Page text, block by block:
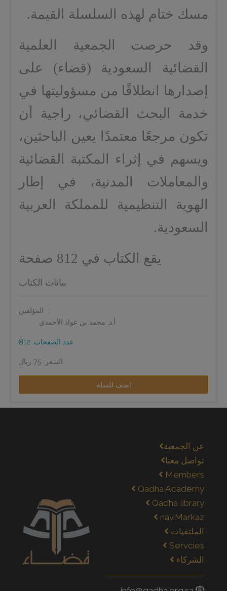
مسك ختام لهذه السلسلة القيمة.
وقد حرصت الجمعية العلمية
القضائية السعودية (قضاء) على
إصدارها انطلاقًا من مسؤوليتها في
خدمة البحث القضائي، راجية أن
تكون مرجعًا معتمدًا يعين الباحثين،
ويسهم في إثراء المكتبة القضائية
والمعاملات المدنية، في إطار
الهوية التنظيمية للمملكة العربية
السعودية.
يقع الكتاب في 812 صفحة
بيانات الكتاب
المؤلفين:
أ.د. محمد بن عواد الأحمدي
عدد الصفحات: 812
السعر: 75 ريال
اضف للسلة
عن الجمعية
تواصل معنا
Members
Qadha Academy
Qadha library
nav.Markaz
الملتقيات
Servcies
الشركاء